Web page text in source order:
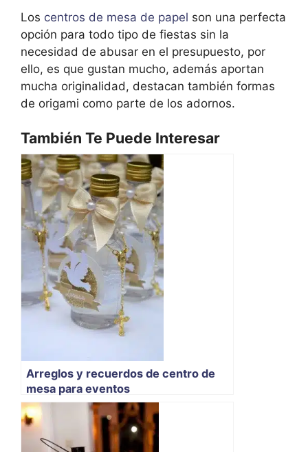
Los centros de mesa de papel son una perfecta
opción para todo tipo de fiestas sin la
necesidad de abusar en el presupuesto, por
ello, es que gustan mucho, además aportan
mucha originalidad, destacan también formas
de origami como parte de los adornos.
También Te Puede Interesar
Arreglos y recuerdos de centro de
mesa para eventos